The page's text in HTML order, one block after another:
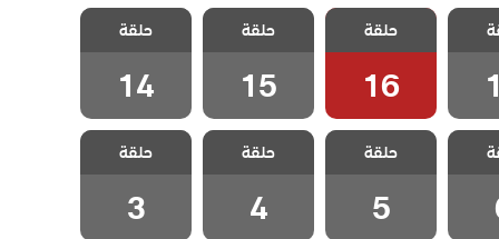
مسلسل الخليفة
الحلقة 16
حلقة
16
مسلسل الخليفة
الحلقة 15
حلقة
15
مسلسل الخليفة
الحلقة 14
حلقة
14
6
مسلسل الخليفة
الحلقة 5
حلقة
5
مسلسل الخليفة
الحلقة 4
حلقة
4
مسلسل الخليفة
الحلقة 3
حلقة
3